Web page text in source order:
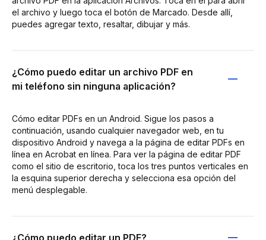
el archivo y luego toca el botón de Marcado. Desde allí,
puedes agregar texto, resaltar, dibujar y más.
¿Cómo puedo editar un archivo PDF en
mi teléfono sin ninguna aplicación?
Cómo editar PDFs en un Android. Sigue los pasos a
continuación, usando cualquier navegador web, en tu
dispositivo Android y navega a la página de editar PDFs en
línea en Acrobat en línea. Para ver la página de editar PDF
como el sitio de escritorio, toca los tres puntos verticales en
la esquina superior derecha y selecciona esa opción del
menú desplegable.
¿Cómo puedo editar un PDF?